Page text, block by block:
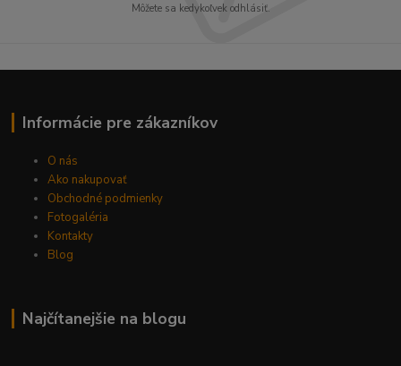
Môžete sa kedykoľvek odhlásiť.
Informácie pre zákazníkov
O nás
Ako nakupovať
Obchodné podmienky
Fotogaléria
Kontakty
Blog
Najčítanejšie na blogu